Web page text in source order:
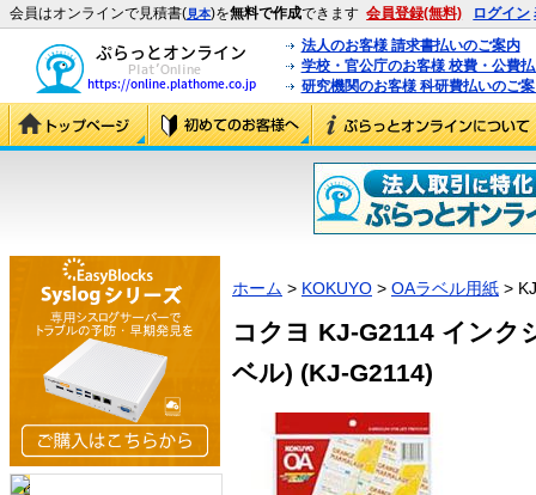
会員はオンラインで見積書(見本)を無料で作成できます 会員登録(無料) ログイン
法人のお客様 請求書払いのご案内
学校・官公庁のお客様 校費・公費
研究機関のお客様 科研費払いのご
ホーム > KOKUYO > OAラベル用紙 >
コクヨ KJ-G2114 インク
ベル) (KJ-G2114)